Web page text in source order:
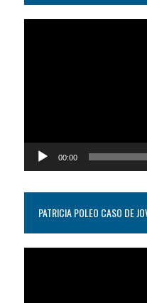
00:00
PATRICIA POLEO CASO DE